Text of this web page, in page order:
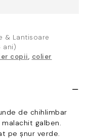
& Lantisoare
ani)
copii, colier
de chihlimbar
galben.
pe șnur verde.